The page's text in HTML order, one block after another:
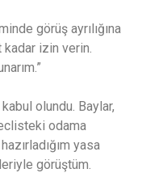
görüş ayrılığına
kadar izin verin.
olundu. Baylar,
odama
yasa
görüştüm.